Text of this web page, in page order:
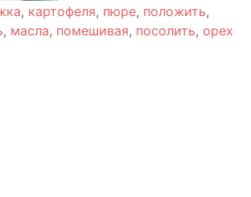
, картофеля, пюре, положить,
, масла, помешивая, посолить, орех